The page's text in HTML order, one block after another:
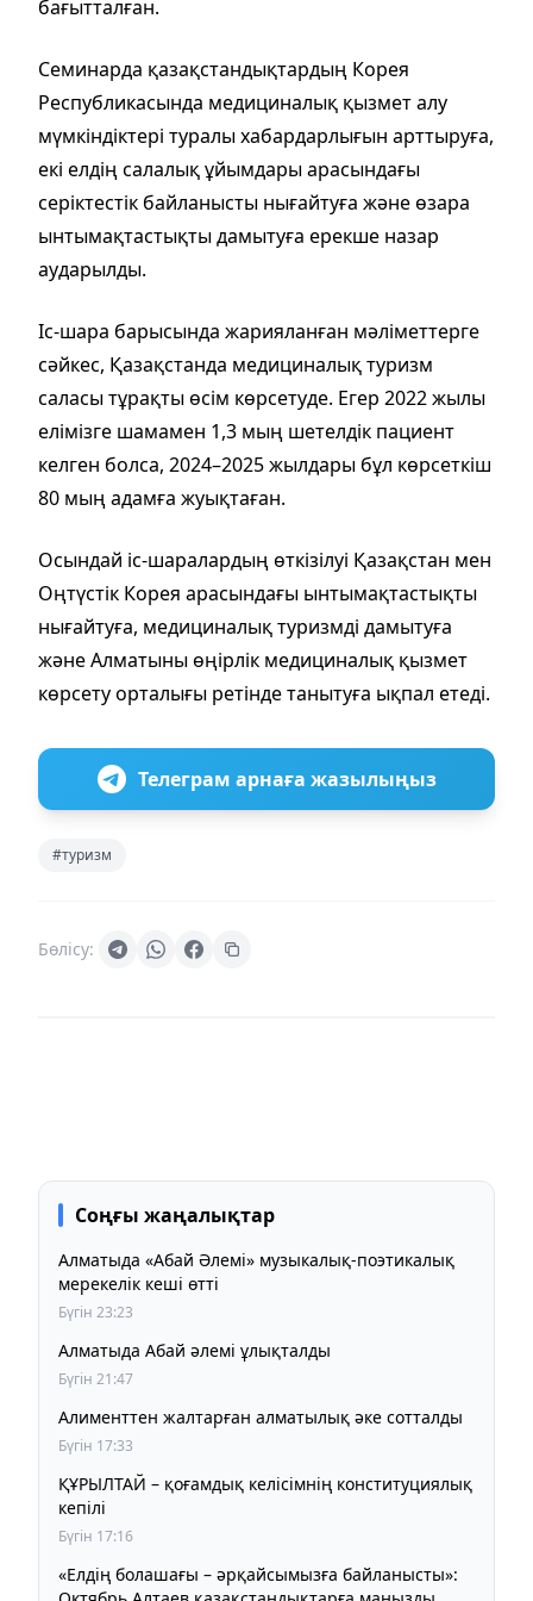
бағытталған.
Семинарда қазақстандықтардың Корея
Республикасында медициналық қызмет алу
мүмкіндіктері туралы хабардарлығын арттыруға,
екі елдің салалық ұйымдары арасындағы
серіктестік байланысты нығайтуға және өзара
ынтымақтастықты дамытуға ерекше назар
аударылды.
Іс-шара барысында жарияланған мәліметтерге
сәйкес, Қазақстанда медициналық туризм
саласы тұрақты өсім көрсетуде. Егер 2022 жылы
елімізге шамамен 1,3 мың шетелдік пациент
келген болса, 2024–2025 жылдары бұл көрсеткіш
80 мың адамға жуықтаған.
Осындай іс-шаралардың өткізілуі Қазақстан мен
Оңтүстік Корея арасындағы ынтымақтастықты
нығайтуға, медициналық туризмді дамытуға
және Алматыны өңірлік медициналық қызмет
көрсету орталығы ретінде танытуға ықпал етеді.
Телеграм арнаға жазылыңыз
#туризм
Бөлісу:
Соңғы жаңалықтар
Алматыда «Абай Әлемі» музыкалық-поэтикалық
мерекелік кеші өтті
Бүгін 23:23
Алматыда Абай әлемі ұлықталды
Бүгін 21:47
Алименттен жалтарған алматылық әке сотталды
Бүгін 17:33
ҚҰРЫЛТАЙ – қоғамдық келісімнің конституциялық
кепілі
Бүгін 17:16
«Елдің болашағы – әрқайсымызға байланысты»: